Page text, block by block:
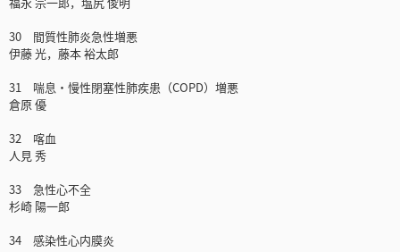
30 間質性肺炎急性増悪
伊藤 光，藤本 裕太郎
31 喘息・慢性閉塞性肺疾患（COPD）増悪
倉原 優
32 喀血
人見 秀
33 急性心不全
杉崎 陽一郎
34 感染性心内膜炎